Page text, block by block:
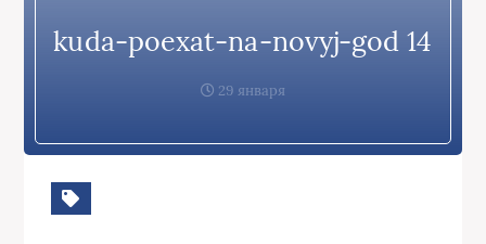
kuda-poexat-na-novyj-god 14
29 января